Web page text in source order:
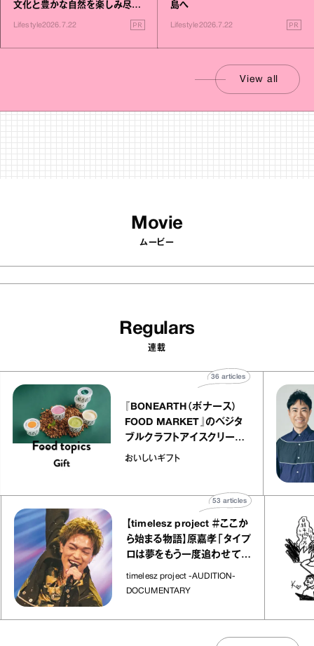
文化と豊かな自然を楽しみ尽く
Lifestyle2026.7.22 PR
島へ
Lifestyle2026.7.22 PR
View all
Movie
ムービー
Regulars
連載
『BONEARTH（ボナース）
FOOD MARKET』のベジタ
ブルクラフトアイスクリーム
｜真野知子の「おいしいギフ
おいしいギフト
36articles
【timelesz project ＃ここか
ら始まる物語】原嘉孝「タイプ
ロは夢をもう一度追わせてく
timelesz project -AUDITION-
DOCUMENTARY
articles